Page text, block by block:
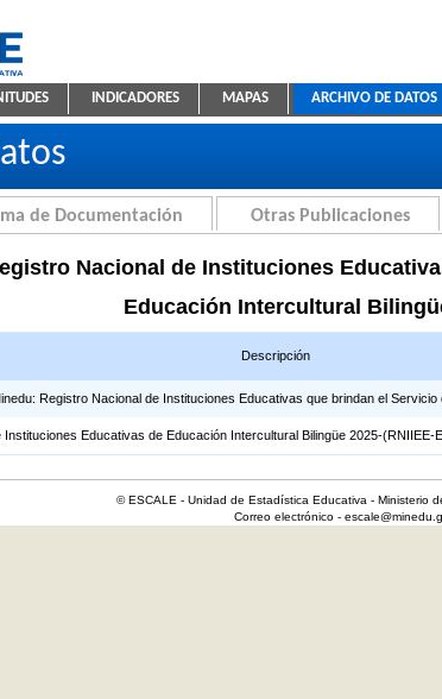
Educativa
INDICADORES MAPAS ARCHIVO DE DATOS
de Documentación Otras Publicaciones
Nacional de Instituciones
Educación Intercultural
Descripción
Registro Nacional de Instituciones Educativas que brindan el Servicio
Educativas de Educación Intercultural Bilingüe 2025-(RNIIEE-
© ESCALE - Unidad de Estadística Educativa - Ministerio
Correo electrónico -